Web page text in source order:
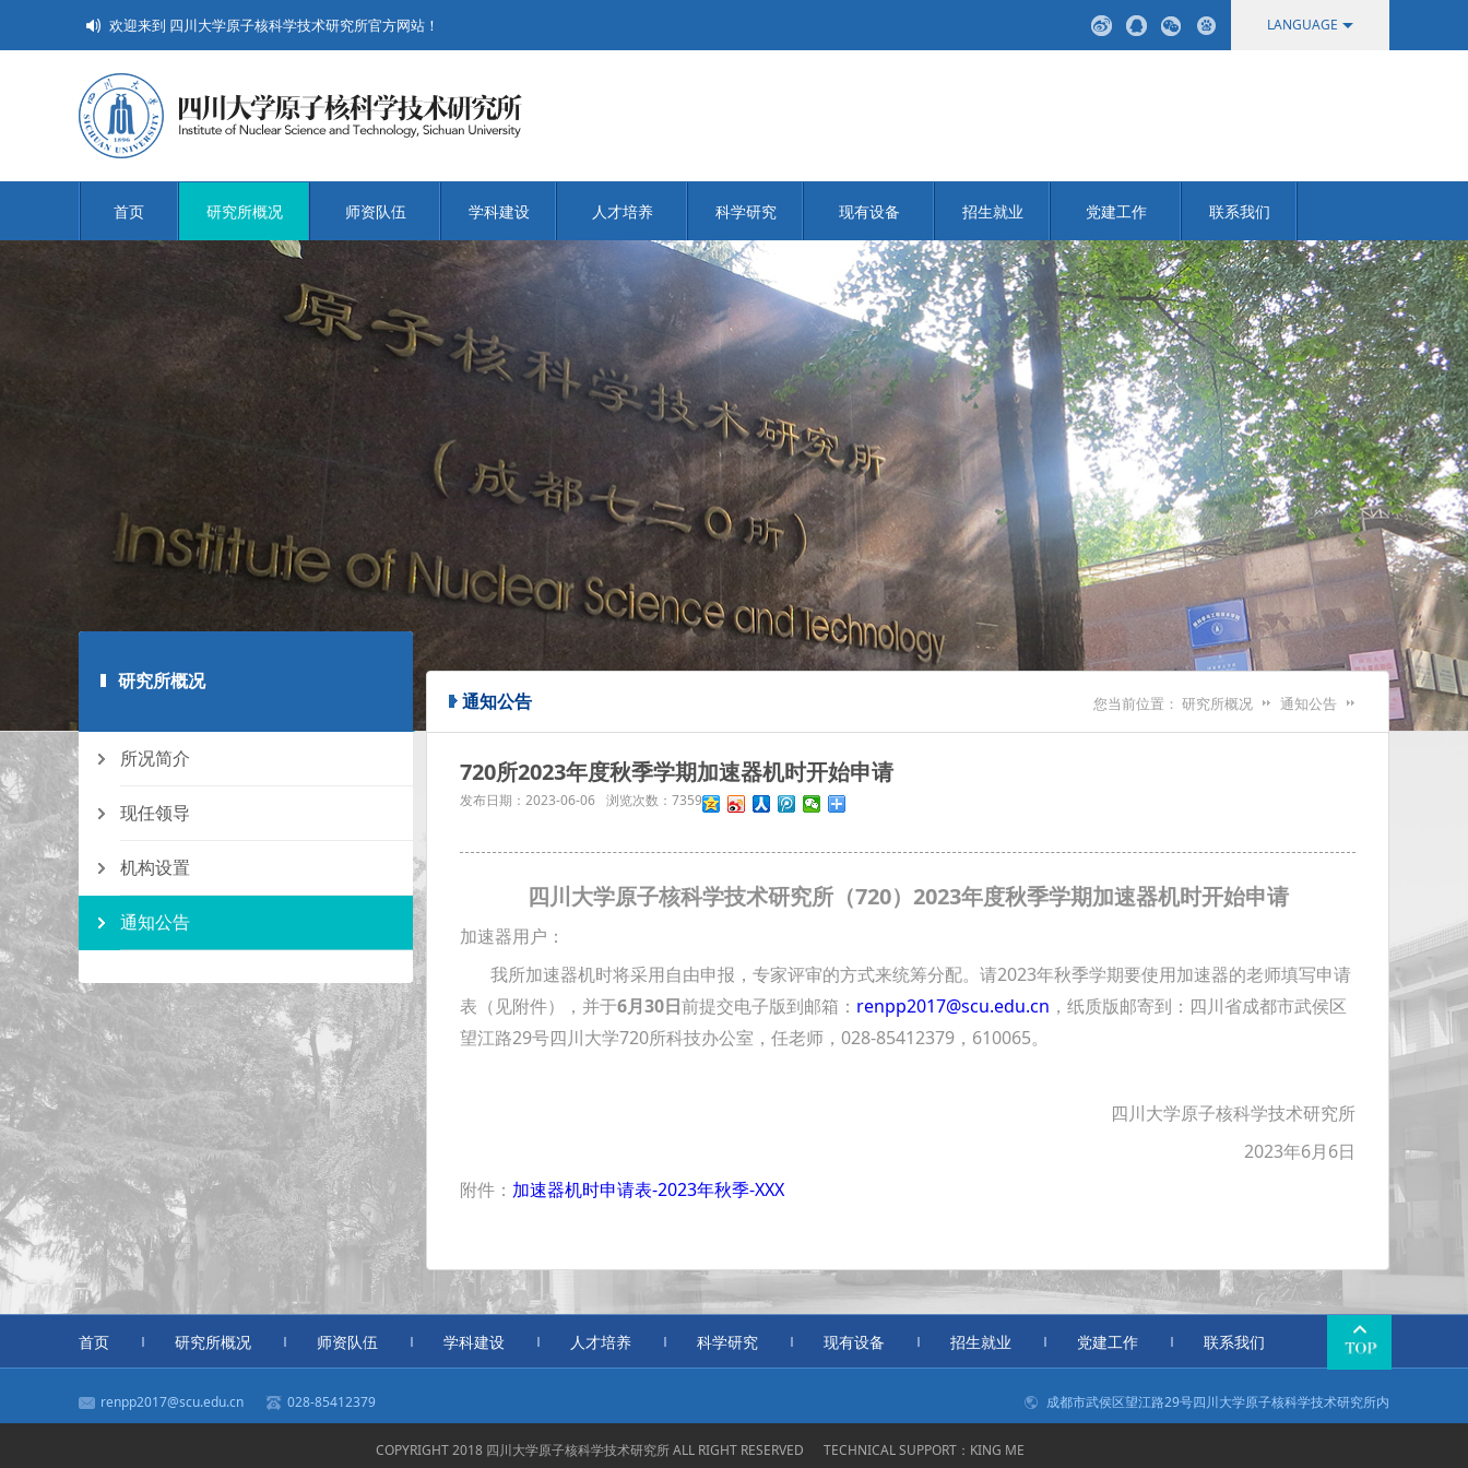
欢迎来到 四川大学原子核科学技术研究所官方网站！ LANGUAGE
首页 研究所概况 师资队伍 学科建设 人才培养 科学研究 现有设备 招生就业 党建工作 联系我们
研究所概况
所况简介
现任领导
机构设置
通知公告
通知公告 您当前位置： 研究所概况 通知公告
720所2023年度秋季学期加速器机时开始申请
发布日期： 2023-06-06 浏览次数： 7359
四川大学原子核科学技术研究所（720）2023年度秋季学期加速器机时开始申请
加速器用户：
我所加速器机时将采用自由申报，专家评审的方式来统筹分配。请2023年秋季学期要使用加速器的老师填写申请
表（见附件），并于6月30日前提交电子版到邮箱： renpp2017@scu.edu.cn ，纸质版邮寄到：四川省成都市武侯区
望江路29号四川大学720所科技办公室，任老师，028-85412379，610065。
四川大学原子核科学技术研究所
2023年6月6日
附件： 加速器机时申请表-2023年秋季-XXX
首页 研究所概况 师资队伍 学科建设 人才培养 科学研究 现有设备 招生就业 党建工作 联系我们
renpp2017@scu.edu.cn 028-85412379 成都市武侯区望江路29号四川大学原子核科学技术研究所内
COPYRIGHT 2018 四川大学原子核科学技术研究所 ALL RIGHT RESERVED TECHNICAL SUPPORT： KING ME